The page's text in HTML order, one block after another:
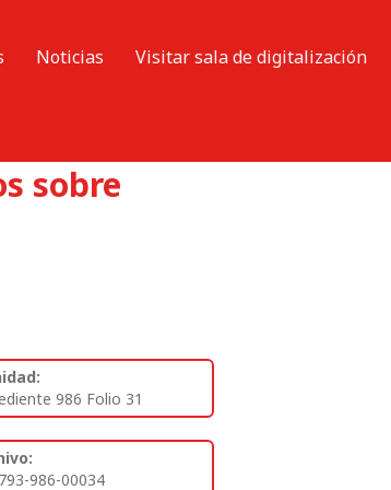
Noticias
Visitar sala de digitalización
sobre
986 Folio 31
986-00034